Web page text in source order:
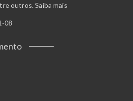
outros.Saiba mais
08